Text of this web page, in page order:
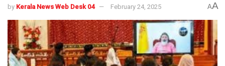
by Kerala News Web Desk 04 February 24, 2025 AA